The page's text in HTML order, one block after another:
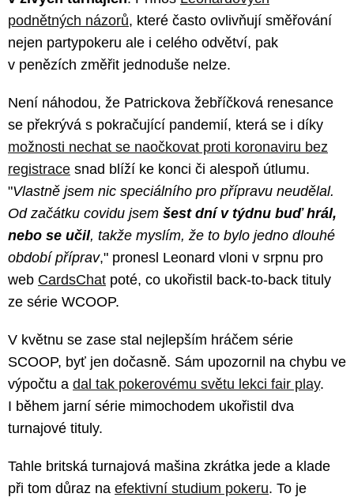
podnětných názorů, které často ovlivňují směřování
nejen partypokeru ale i celého odvětví, pak
v penězích změřit jednoduše nelze.
Není náhodou, že Patrickova žebříčková renesance
se překrývá s pokračující pandemií, která se i díky
možnosti nechat se naočkovat proti koronaviru bez
registrace snad blíží ke konci či alespoň útlumu.
"Vlastně jsem nic speciálního pro přípravu neudělal.
Od začátku covidu jsem šest dní v týdnu buď hrál,
nebo se učil, takže myslím, že to bylo jedno dlouhé
období příprav," pronesl Leonard vloni v srpnu pro
web CardsChat poté, co ukořistil back-to-back tituly
ze série WCOOP.
V květnu se zase stal nejlepším hráčem série
SCOOP, byť jen dočasně. Sám upozornil na chybu ve
výpočtu a dal tak pokerovému světu lekci fair play.
I během jarní série mimochodem ukořistil dva
turnajové tituly.
Tahle britská turnajová mašina zkrátka jede a klade
při tom důraz na efektivní studium pokeru. To je